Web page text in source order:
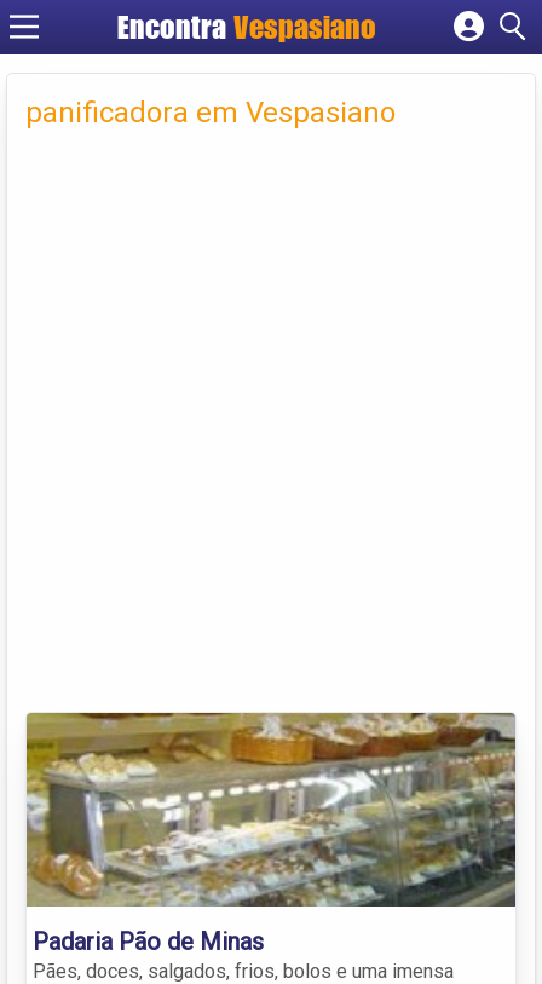
Encontra Vespasiano
Cadastrar empresa
Criar conta
panificadora em Vespasiano
Padaria Pão de Minas
Pães, doces, salgados, frios, bolos e uma imensa